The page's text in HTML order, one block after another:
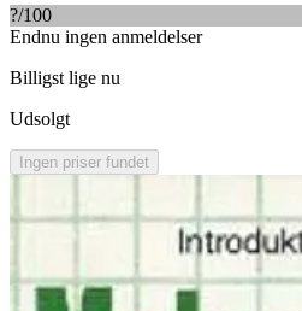
?/100
Endnu ingen anmeldelser
Billigst lige nu
Udsolgt
Ingen priser fundet